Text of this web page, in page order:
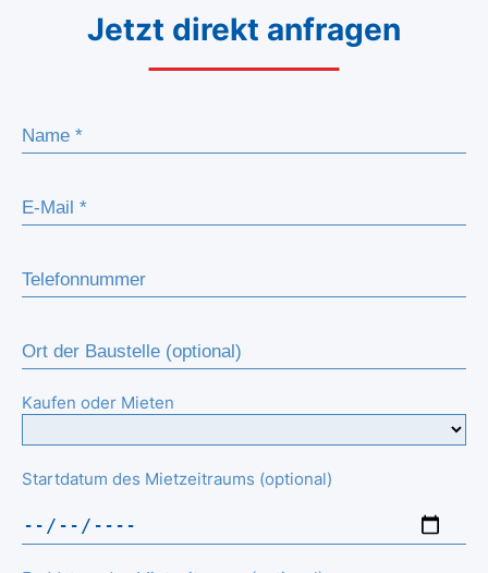
Jetzt direkt anfragen
Kaufen oder Mieten
Startdatum des Mietzeitraums (optional)